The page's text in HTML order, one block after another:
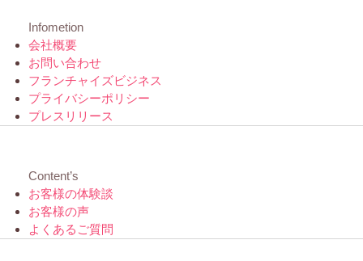
Infometion
会社概要
お問い合わせ
フランチャイズビジネス
プライバシーポリシー
プレスリリース
Content’s
お客様の体験談
お客様の声
よくあるご質問